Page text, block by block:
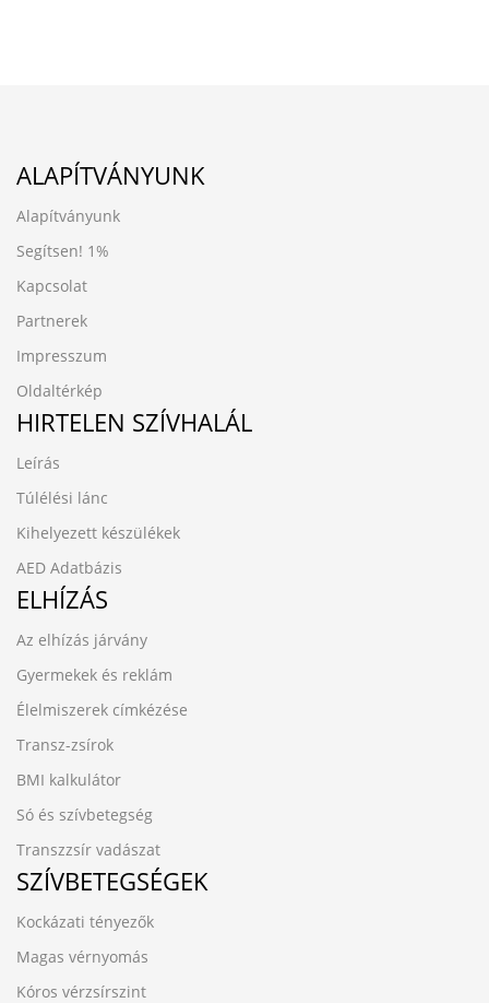
ALAPÍTVÁNYUNK
Alapítványunk
Segítsen! 1%
Kapcsolat
Partnerek
Impresszum
Oldaltérkép
HIRTELEN SZÍVHALÁL
Leírás
Túlélési lánc
Kihelyezett készülékek
AED Adatbázis
ELHÍZÁS
Az elhízás járvány
Gyermekek és reklám
Élelmiszerek címkézése
Transz-zsírok
BMI kalkulátor
Só és szívbetegség
Transzzsír vadászat
SZÍVBETEGSÉGEK
Kockázati tényezők
Magas vérnyomás
Kóros vérzsírszint